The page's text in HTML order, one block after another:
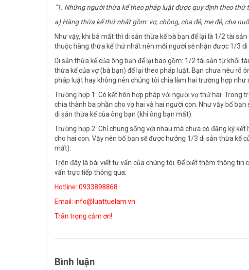
“1. Những người thừa kế theo pháp luật được quy định theo thứ
a) Hàng thừa kế thứ nhất gồm: vợ, chồng, cha đẻ, mẹ đẻ, cha
Như vậy, khi bà mất thì di sản thừa kế bà bạn để lại là 1/2 tài
thuộc hàng thừa kế thứ nhất nên mỗi người sẽ nhận được 1/3 di
Di sản thừa kế của ông bạn để lại bao gồm: 1/2 tài sản từ khối
thừa kế của vợ (bà bạn) để lại theo pháp luật. Bạn chưa nêu rõ
pháp luật hay không nên chúng tôi chia làm hai trường hợp
Trường hợp 1: Có kết hôn hợp pháp với người vợ thứ hai:
chia thành ba phần cho vợ hai và hai người con. Như vậy bố
di sản thừa kế của ông bạn (khi ông bạn mất).
Trường hợp 2: Chỉ chung sống với nhau mà chưa có đăng ký
cho hai con. Vậy nên bố bạn sẽ được hưởng 1/3 di sản thừa kế
mất).
Trên đây là bài viết tư vấn của chúng tôi. Để biết thêm thông tin
vấn trực tiếp thông qua:
Hotline: 0933898868
Email: info@luattuelam.vn
Trân trọng cảm ơn!
Bình luận